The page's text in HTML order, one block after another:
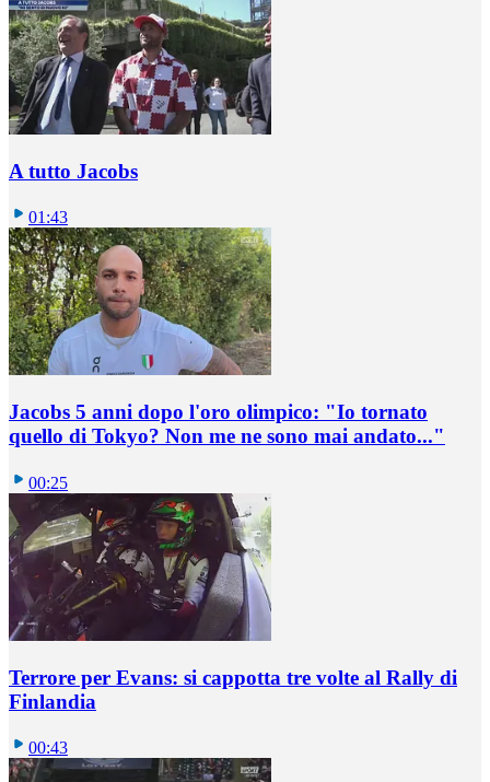
A tutto Jacobs
01:43
Jacobs 5 anni dopo l'oro olimpico: "Io tornato
quello di Tokyo? Non me ne sono mai andato..."
00:25
Terrore per Evans: si cappotta tre volte al Rally di
Finlandia
00:43